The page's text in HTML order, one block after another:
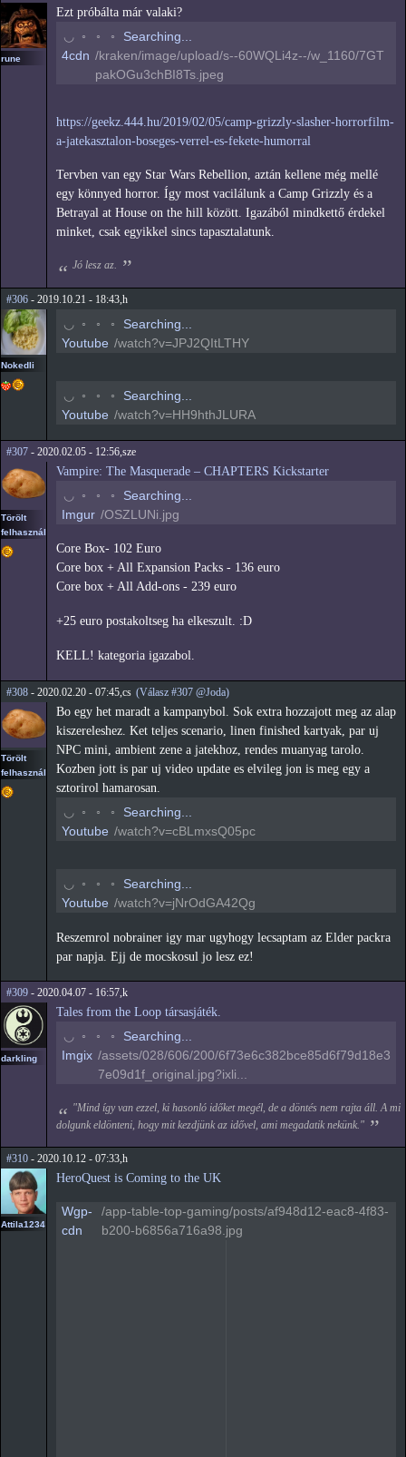
rune
Ezt próbálta már valaki?
◠ ◦ ◦ ◦
Searching...
4cdn /kraken/image/upload/s--60WQLi4z--/w_1160/7GT
pakOGu3chBI8Ts.jpeg
https://geekz.444.hu/2019/02/05/camp-grizzly-slasher-horrorfilm-
a-jatekasztalon-boseges-verrel-es-fekete-humorral
Tervben van egy Star Wars Rebellion, aztán kellene még mellé
egy könnyed horror. Így most vacilálunk a Camp Grizzly és a
Betrayal at House on the hill között. Igazából mindkettő érdekel
minket, csak egyikkel sincs tapasztalatunk.
Jó lesz az.
#306 - 2019.10.21 - 18:43,h
Nokedli
◠ ◦ ◦ ◦
Searching...
Youtube /watch?v=JPJ2QItLTHY
◠ ◦ ◦ ◦
Searching...
Youtube /watch?v=HH9hthJLURA
#307 - 2020.02.05 - 12:56,sze
Törölt
felhasználó
Vampire: The Masquerade – CHAPTERS Kickstarter
◠ ◦ ◦ ◦
Searching...
Imgur /OSZLUNi.jpg
Core Box- 102 Euro
Core box + All Expansion Packs - 136 euro
Core box + All Add-ons - 239 euro
+25 euro postakoltseg ha elkeszult. :D
KELL! kategoria igazabol.
#308 - 2020.02.20 - 07:45,cs (Válasz #307 @Joda)
Törölt
felhasználó
Bo egy het maradt a kampanybol. Sok extra hozzajott meg az alap
kiszereleshez. Ket teljes scenario, linen finished kartyak, par uj
NPC mini, ambient zene a jatekhoz, rendes muanyag tarolo.
Kozben jott is par uj video update es elvileg jon is meg egy a
sztorirol hamarosan.
◠ ◦ ◦ ◦
Searching...
Youtube /watch?v=cBLmxsQ05pc
◠ ◦ ◦ ◦
Searching...
Youtube /watch?v=jNrOdGA42Qg
Reszemrol nobrainer igy mar ugyhogy lecsaptam az Elder packra
par napja. Ejj de mocskosul jo lesz ez!
#309 - 2020.04.07 - 16:57,k
darkling
Tales from the Loop társasjáték.
◠ ◦ ◦ ◦
Searching...
Imgix /assets/028/606/200/6f73e6c382bce85d6f79d18e3
7e09d1f_original.jpg?ixli...
"Mind így van ezzel, ki hasonló időket megél, de a döntés nem rajta áll. A mi
dolgunk eldönteni, hogy mit kezdjünk az idővel, ami megadatik nekünk."
#310 - 2020.10.12 - 07:33,h
Attila1234
HeroQuest is Coming to the UK
Wgp-
cdn
/app-table-top-gaming/posts/af948d12-eac8-4f83-
b200-b6856a716a98.jpg